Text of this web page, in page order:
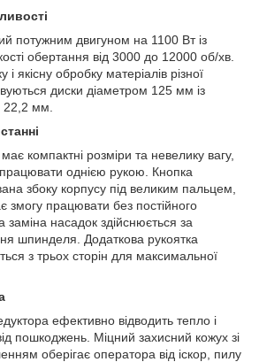
потужним двигуном на 1100 Вт із
обертання від 3000 до 12000 об/хв.
якісну обробку матеріалів різної
диски діаметром 125 мм із
22,2 мм.
компактні розміри та невелику вагу,
однією рукою. Кнопка
збоку корпусу під великим пальцем,
змогу працювати без постійного
насадок здійснюється за
шпинделя. Додаткова рукоятка
з трьох сторін для максимальної
ефективно відводить тепло і
пошкоджень. Міцний захисний кожух зі
оберігає оператора від іскор, пилу